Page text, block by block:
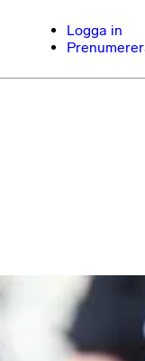
Logga in